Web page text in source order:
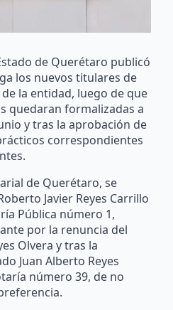
de Querétaro publicó
los nuevos titulares de
la entidad, luego de que
quedaran formalizadas a
y tras la aprobación de
correspondientes
de Querétaro, se
Javier Reyes Carrillo
Pública número 1,
por la renuncia del
Olvera y tras la
Juan Alberto Reyes
número 39, de no